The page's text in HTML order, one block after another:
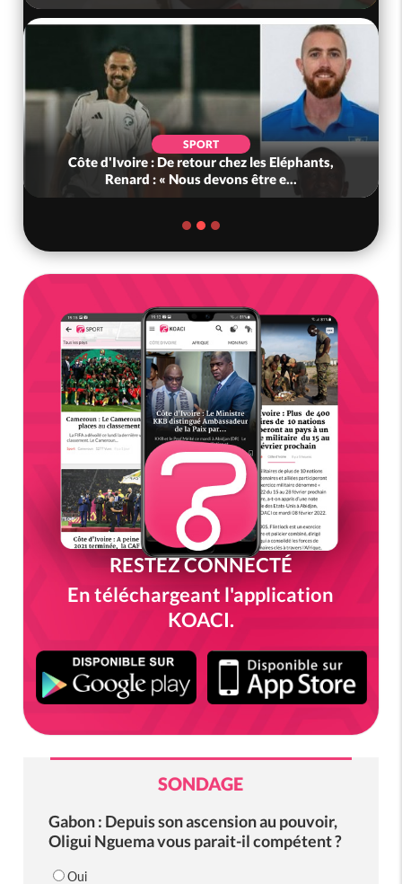
SPORT
Côte d'Ivoire : De retour chez les Eléphants,
Renard : « Nous devons être e...
RESTEZ CONNECTÉ
En téléchargeant l'application
KOACI.
SONDAGE
Gabon : Depuis son ascension au pouvoir,
Oligui Nguema vous parait-il compétent ?
Oui